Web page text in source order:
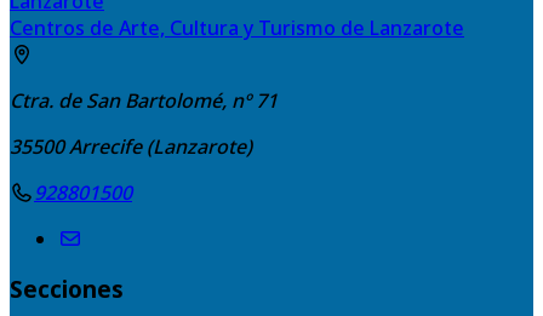
Centros de Arte, Cultura y Turismo de Lanzarote
Ctra. de San Bartolomé, nº 71
35500Arrecife (Lanzarote)
928801500
Secciones